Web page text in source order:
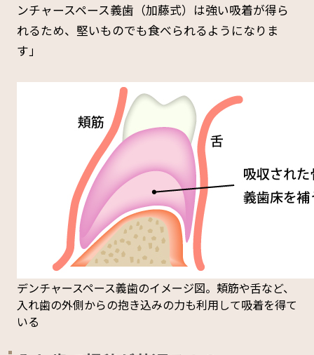
ンチャースペース義歯（加藤式）は強い吸着が得ら
れるため、堅いものでも食べられるようになりま
す」
デンチャースペース義歯のイメージ図。頬筋や舌など、
入れ歯の外側からの抱き込みの力も利用して吸着を得て
いる